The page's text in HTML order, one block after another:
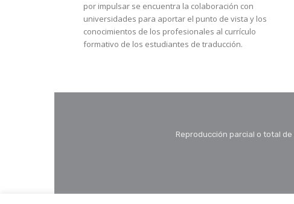
por impulsar se encuentra la colaboración con
universidades para aportar el punto de vista y los
conocimientos de los profesionales al currículo
formativo de los estudiantes de traducción.
Reproducción parcial o total